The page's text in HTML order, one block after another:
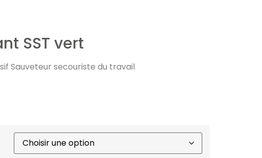
SST vert
Sauveteur secouriste du travail